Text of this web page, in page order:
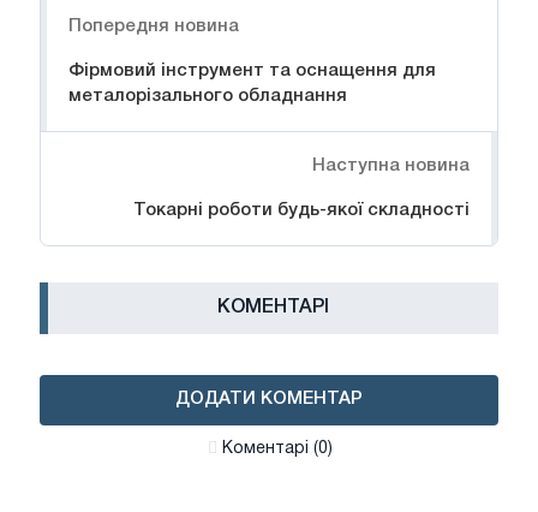
Попередня новина
Фірмовий інструмент та оснащення для
металорізального обладнання
Наступна новина
Токарні роботи будь-якої складності
КОМЕНТАРІ
ДОДАТИ КОМЕНТАР
Коментарі (0)